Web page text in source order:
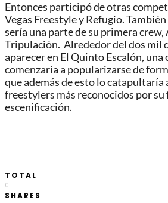
Entonces participó de otras
Vegas Freestyle y Refugio.
sería una parte de su primera
Tripulación. Alrededor del dos mil
aparecer en El Quinto Escalón, una
comenzaría a popularizarse de
que además de esto lo catapultaría
freestylers más reconocidos por su
escenificación.
TOTAL
0
SHARES